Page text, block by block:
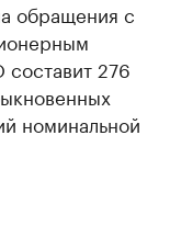
обращения с
276
номинальной